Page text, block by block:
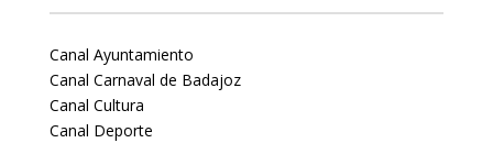
Canal Ayuntamiento
Canal Carnaval de Badajoz
Canal Cultura
Canal Deporte